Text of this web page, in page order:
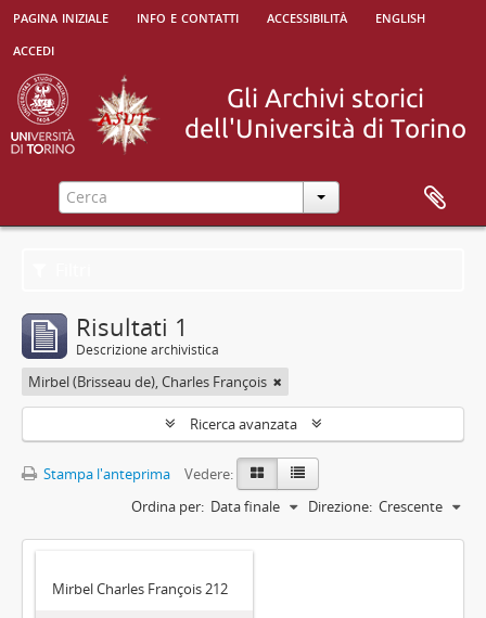
pagina iniziale info e contatti accessibilità
english
accedi
Risultati 1
Descrizione archivistica
Mirbel (Brisseau de), Charles François
Ricerca avanzata
Stampa l'anteprima
Vedere:
Ordina per: Data finale Direzione: Crescente
Mirbel Charles François 212